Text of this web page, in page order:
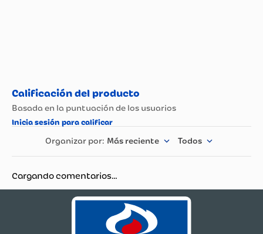
Más reciente Todos
Cargando comentarios…